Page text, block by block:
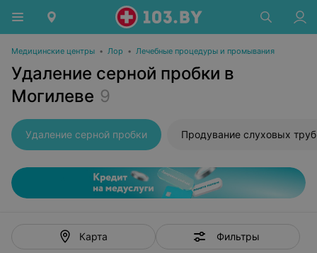
Медицинские центры • Лор • Лечебные процедуры и промывания
Удаление серной пробки в
Могилеве 9
Удаление серной пробки
Карта Фильтры